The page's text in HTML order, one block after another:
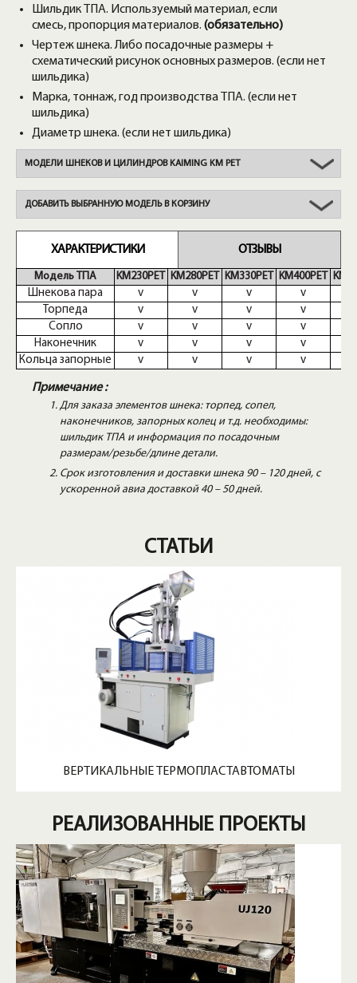
МОДЕЛИ ШНЕКОВ И ЦИЛИНДРОВ KAIMING KM PET
Шильдик ТПА. Используемый материал, если
смесь, пропорция материалов. (обязательно)
Чертеж шнека. Либо посадочные размеры +
схематический рисунок основных размеров. (если нет
шильдика)
Марка, тоннаж, год производства ТПА. (если нет
шильдика)
Диаметр шнека. (если нет шильдика)
ДОБАВИТЬ ВЫБРАННУЮ МОДЕЛЬ В КОРЗИНУ
ХАРАКТЕРИСТИКИ ОТЗЫВЫ
Модель ТПА
Шнекова пара
Торпеда
Сопло
Наконечник
Кольца запорные
KM230PET KM280PET KM330PET KM400PET
v
v v v
v
v v v
v
v v v
v
v v v
v
v v v
Примечание :
Для заказа элементов шнека: торпед, сопел,
наконечников, запорных колец и т.д. необходимы:
шильдик ТПА и информация по посадочным
размерам/резьбе/длине детали.
Срок изготовления и доставки шнека 90 – 120 дней, с
ускоренной авиа доставкой 40 – 50 дней.
СТАТЬИ
ВЕРТИКАЛЬНЫЕ ТЕРМОПЛАСТАВТОМАТЫ
РЕАЛИЗОВАННЫЕ ПРОЕКТЫ